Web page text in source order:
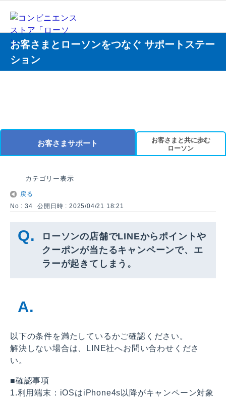
お客さまとローソンをつなぐ サポートステー
ション
お客さまサポート
お客さまと共に歩む
ローソン
カテゴリー表示
戻る
No : 34
公開日時 : 2025/04/21 18:21
ローソンの店舗でLINEからポイントや
クーポンが当たるキャンペーンで、エ
ラーが起きてしまう。
以下の条件を満たしているかご確認ください。
解決しない場合は、LINE社へお問い合わせくださ
い。
■確認事項
1.利用端末：iOSはiPhone4s以降がキャンペーン対象